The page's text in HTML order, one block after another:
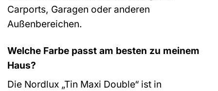
Carports, Garagen oder anderen
Außenbereichen.
Welche Farbe passt am besten zu meinem
Haus?
Die Nordlux „Tin Maxi Double“ ist in